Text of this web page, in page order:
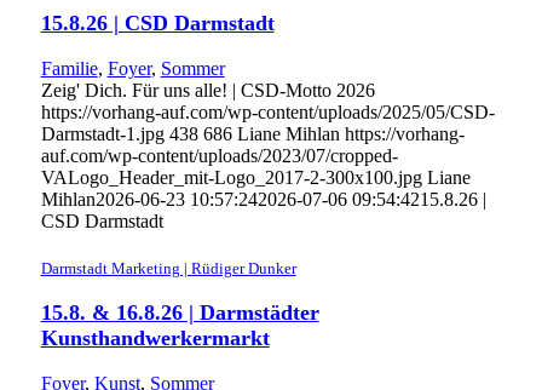
15.8.26 | CSD Darmstadt
Familie, Foyer, Sommer
Zeig' Dich. Für uns alle! | CSD-Motto 2026
https://vorhang-auf.com/wp-content/uploads/2025/05/CSD-
Darmstadt-1.jpg 438 686 Liane Mihlan https://vorhang-
auf.com/wp-content/uploads/2023/07/cropped-
VALogo_Header_mit-Logo_2017-2-300x100.jpg Liane
Mihlan2026-06-23 10:57:242026-07-06 09:54:4215.8.26 |
CSD Darmstadt
Darmstadt Marketing | Rüdiger Dunker
15.8. & 16.8.26 | Darmstädter
Kunsthandwerkermarkt
Foyer, Kunst, Sommer